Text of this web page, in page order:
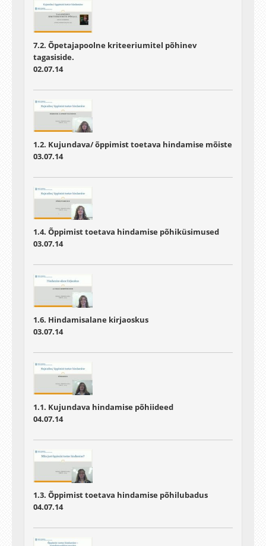
7.2. Õpetajapoolne kriteeriumitel põhinev
tagasiside.
02.07.14
1.2. Kujundava/ õppimist toetava hindamise mõiste
03.07.14
1.4. Õppimist toetava hindamise põhiküsimused
03.07.14
1.6. Hindamisalane kirjaoskus
03.07.14
1.1. Kujundava hindamise põhiideed
04.07.14
1.3. Õppimist toetava hindamise põhilubadus
04.07.14